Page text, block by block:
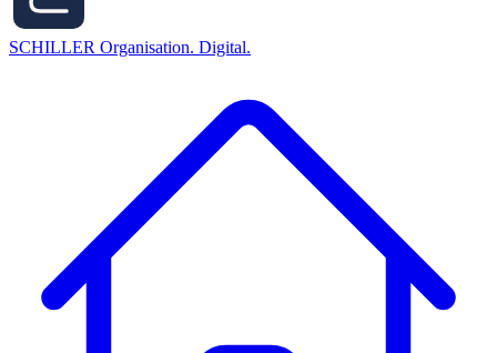
SCHILLER Organisation. Digital.